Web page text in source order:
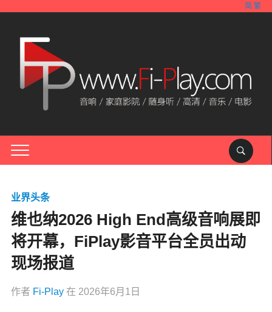
简 繁
业界头条
维也纳2026 High End高级音响展即
将开幕，FiPlay影音平台全员出动
现场报道
作者 Fi-Play 在 2026年6月1日